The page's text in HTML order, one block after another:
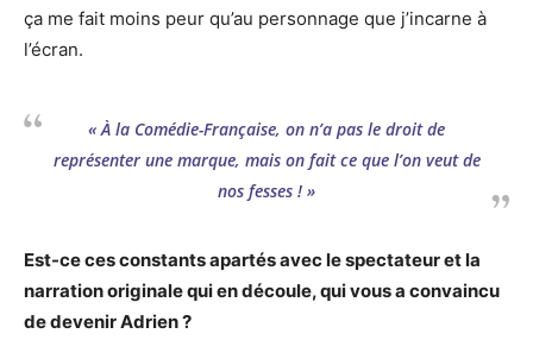
ça me fait moins peur qu’au personnage que j’incarne à
l’écran.
« À la Comédie-Française, on n’a pas le droit de
représenter une marque, mais on fait ce que l’on veut de
nos fesses ! »
Est-ce ces constants apartés avec le spectateur et la
narration originale qui en découle, qui vous a convaincu
de devenir Adrien ?